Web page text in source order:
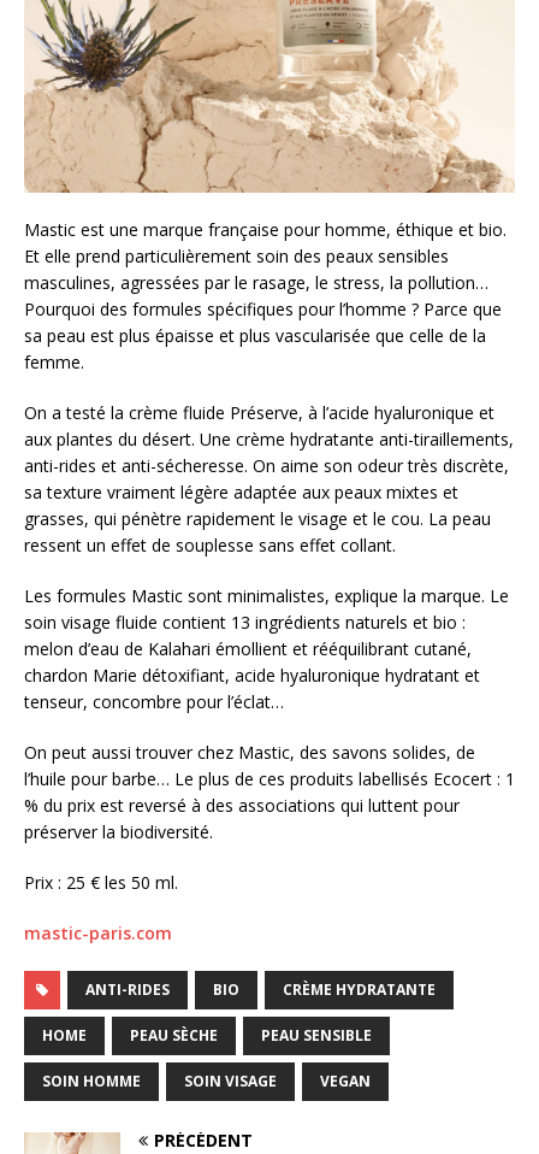
Mastic est une marque française pour homme, éthique et bio.
Et elle prend particulièrement soin des peaux sensibles
masculines, agressées par le rasage, le stress, la pollution…
Pourquoi des formules spécifiques pour l’homme ? Parce que
sa peau est plus épaisse et plus vascularisée que celle de la
femme.
On a testé la crème fluide Préserve, à l’acide hyaluronique et
aux plantes du désert. Une crème hydratante anti-tiraillements,
anti-rides et anti-sécheresse. On aime son odeur très discrète,
sa texture vraiment légère adaptée aux peaux mixtes et
grasses, qui pénètre rapidement le visage et le cou. La peau
ressent un effet de souplesse sans effet collant.
Les formules Mastic sont minimalistes, explique la marque. Le
soin visage fluide contient 13 ingrédients naturels et bio :
melon d’eau de Kalahari émollient et rééquilibrant cutané,
chardon Marie détoxifiant, acide hyaluronique hydratant et
tenseur, concombre pour l’éclat…
On peut aussi trouver chez Mastic, des savons solides, de
l’huile pour barbe… Le plus de ces produits labellisés Ecocert : 1
% du prix est reversé à des associations qui luttent pour
préserver la biodiversité.
Prix : 25 € les 50 ml.
mastic-paris.com
ANTI-RIDES BIO CRÈME HYDRATANTE
HOME PEAU SÈCHE PEAU SENSIBLE
SOIN HOMME SOIN VISAGE VEGAN
PRÉCÉDENT